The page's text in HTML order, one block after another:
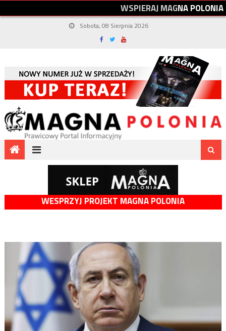
WSPIERAJMAGNAPOLONIA
Sobota, 08 Sierpnia 2026
WESPRZYJ PROJEKT MAGNA POLONIA